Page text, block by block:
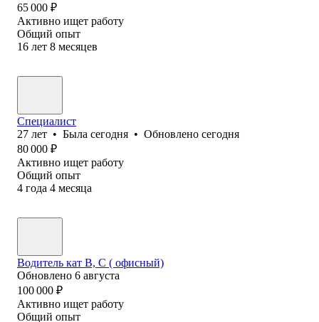
65 000 ₽
Активно ищет работу
Общий опыт
16 лет 8 месяцев
Специалист
27 лет • Была сегодня • Обновлено сегодня
80 000 ₽
Активно ищет работу
Общий опыт
4 года 4 месяца
Водитель кат В, С ( офисный)
Обновлено 6 августа
100 000 ₽
Активно ищет работу
Общий опыт